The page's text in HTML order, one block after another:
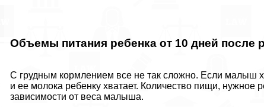
Объемы питания ребенка от 10 дней после
С грудным кормлением все не так сложно. Если малыш
и ее молока ребенку хватает. Количество пищи, нужное
зависимости от веса малыша.